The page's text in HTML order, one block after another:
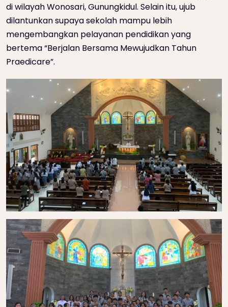
di wilayah Wonosari, Gunungkidul. Selain itu, ujub
dilantunkan supaya sekolah mampu lebih
mengembangkan pelayanan pendidikan yang
bertema “Berjalan Bersama Mewujudkan Tahun
Praedicare”.